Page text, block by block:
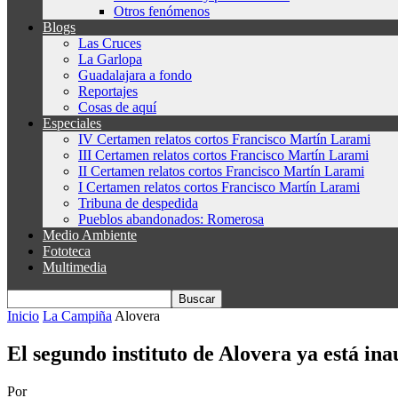
Otros fenómenos
Blogs
Las Cruces
La Garlopa
Guadalajara a fondo
Reportajes
Cosas de aquí
Especiales
IV Certamen relatos cortos Francisco Martín Larami
III Certamen relatos cortos Francisco Martín Larami
II Certamen relatos cortos Francisco Martín Larami
I Certamen relatos cortos Francisco Martín Larami
Tribuna de despedida
Pueblos abandonados: Romerosa
Medio Ambiente
Fototeca
Multimedia
Inicio La Campiña Alovera
El segundo instituto de Alovera ya está
Por